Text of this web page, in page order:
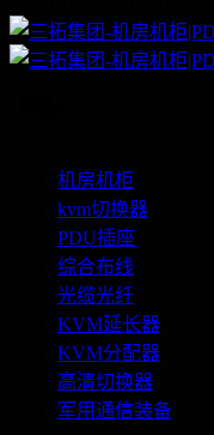
机房机柜
kvm切换器
PDU插座
综合布线
光缆光纤
KVM延长器
KVM分配器
高清切换器
军用通信装备